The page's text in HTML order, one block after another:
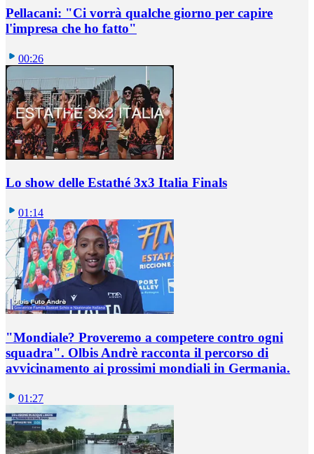
Pellacani: "Ci vorrà qualche giorno per capire
l'impresa che ho fatto"
00:26
Lo show delle Estathé 3x3 Italia Finals
01:14
"Mondiale? Proveremo a competere contro ogni
squadra". Olbis Andrè racconta il percorso di
avvicinamento ai prossimi mondiali in Germania.
01:27